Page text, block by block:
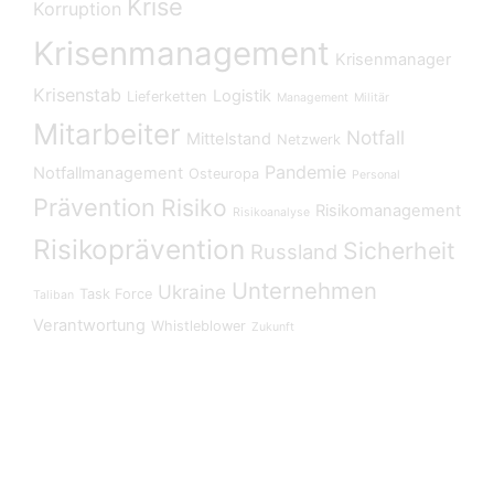
Korruption Krise
Krisenmanagement Krisenmanager
Krisenstab Lieferketten Logistik Management Militär
Mitarbeiter Mittelstand Netzwerk Notfall
Notfallmanagement Osteuropa Pandemie Personal
Prävention Risiko Risikoanalyse Risikomanagement
Risikoprävention Russland Sicherheit
Taliban Task Force Ukraine Unternehmen
Verantwortung Whistleblower Zukunft